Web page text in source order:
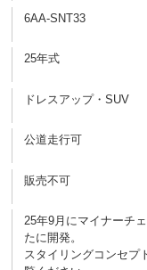
6AA-SNT33
25年式
ドレスアップ・SUV
公道走行可
販売不可
25年9月にマイナーチ
たに開発。
スタイリングコンセプ